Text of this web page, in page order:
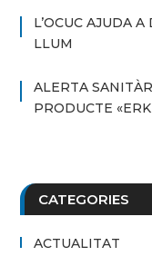
L’OCUC AJUDA
LLUM
ALERTA
PRODUCTE
CATEGORIES
ACTUALITAT